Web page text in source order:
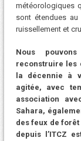
météorologiques
sont étendues
ruissellement et
Nous
reconstruire les
la décennie à
agitée, avec
association
Sahara,
des feux de
depuis l’ITCZ